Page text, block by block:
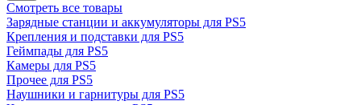
Смотреть все товары
Зарядные станции и аккумуляторы для PS5
Крепления и подставки для PS5
Геймпады для PS5
Камеры для PS5
Прочее для PS5
Наушники и гарнитуры для PS5